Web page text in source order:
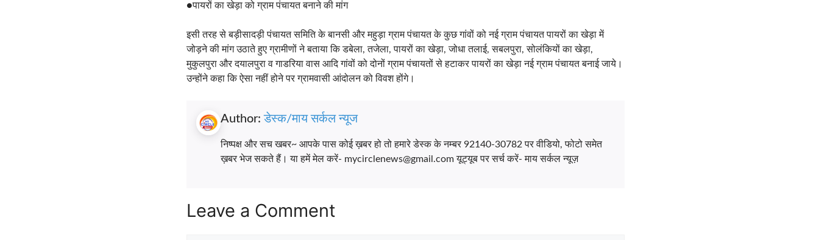
●पायरों का खेड़ा को ग्राम पंचायत बनाने की मांग
इसी तरह से बड़ीसादड़ी पंचायत समिति के बानसी और महुड़ा ग्राम पंचायत के कुछ गांवों को नई ग्राम पंचायत पायरों का खेड़ा में
जोड़ने की मांग उठाते हुए ग्रामीणों ने बताया कि डबेला, तजेला, पायरों का खेड़ा, जोधा तलाई, सबलपुरा, सोलंकियों का खेड़ा,
मुकुलपुरा और दयालपुरा व गाडरिया वास आदि गांवों को दोनों ग्राम पंचायतों से हटाकर पायरों का खेड़ा नई ग्राम पंचायत बनाई जाये।
उन्होंने कहा कि ऐसा नहीं होने पर ग्रामवासी आंदोलन को विवश होंगे।
Author:डेस्क/माय सर्कल न्यूज
निष्पक्ष और सच खबर~ आपके पास कोई ख़बर हो तो हमारे डेस्क के नम्बर 92140-30782 पर वीडियो, फोटो समेत
ख़बर भेज सकते हैं। या हमें मेल करें- mycirclenews@gmail.com यूट्यूब पर सर्च करें- माय सर्कल न्यूज़
Leave a Comment